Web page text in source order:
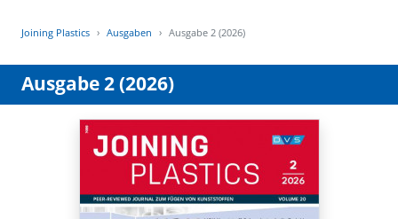
Joining Plastics Ausgaben Ausgabe 2 (2026)
Ausgabe 2 (2026)